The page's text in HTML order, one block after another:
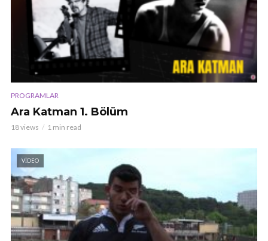
PROGRAMLAR
Ara Katman 1. Bölüm
18 views 1 min read
VIDEO